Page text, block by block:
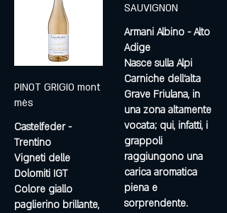
PINOT GRIGIO mont
mès
Castelfeder -
Trentino
Vigneti delle
Dolomiti IGT
Colore giallo
paglierino brillante,
SAUVIGNON
Armani Albino - Alto
Adige
Nasce sulla Alpi
Carniche dell’alta
Grave Friulana, in
una zona altamente
vocata; qui, infatti, i
grappoli
raggiungono una
carica aromatica
piena e
sorprendente.